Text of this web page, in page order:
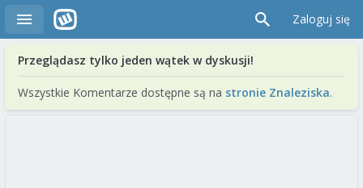
Zaloguj się
Przeglądasz tylko jeden wątek w dyskusji!
Wszystkie Komentarze dostępne są na stronie Znaleziska.